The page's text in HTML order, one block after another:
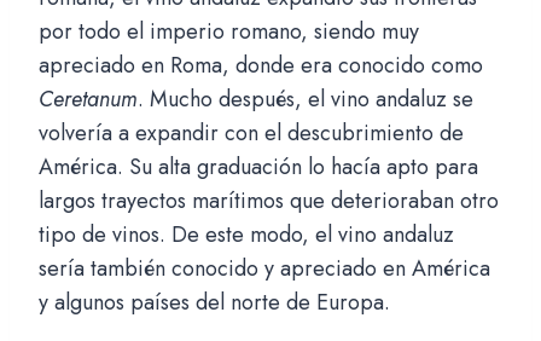
por todo el imperio romano, siendo muy
apreciado en Roma, donde era conocido como
Ceretanum. Mucho después, el vino andaluz se
volvería a expandir con el descubrimiento de
América. Su alta graduación lo hacía apto para
largos trayectos marítimos que deterioraban otro
tipo de vinos. De este modo, el vino andaluz
sería también conocido y apreciado en América
y algunos países del norte de Europa.